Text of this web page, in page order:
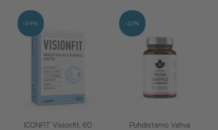
ICONFIT Visionfit, 60
-34%
Puhdistamo Vahva
-22%